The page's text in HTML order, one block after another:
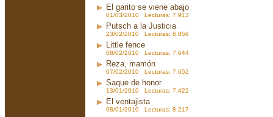
El garito se viene abajo
01/03/2010 Lecturas: 7.913
Putsch a la Justicia
23/02/2010 Lecturas: 8.858
Little fence
08/02/2010 Lecturas: 7.644
Reza, mamón
07/02/2010 Lecturas: 7.652
Saque de honor
13/01/2010 Lecturas: 7.422
El ventajista
08/01/2010 Lecturas: 8.217